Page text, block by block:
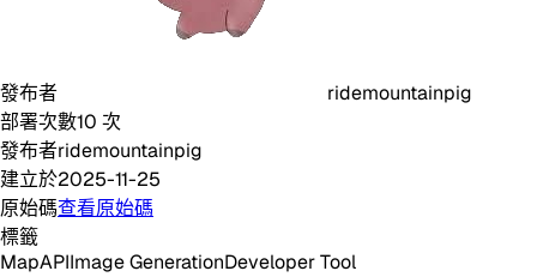
發布者
ridemountainpig
部署次數10 次
發布者ridemountainpig
建立於2025-11-25
原始碼查看原始碼
標籤
MapAPIImage GenerationDeveloper Tool